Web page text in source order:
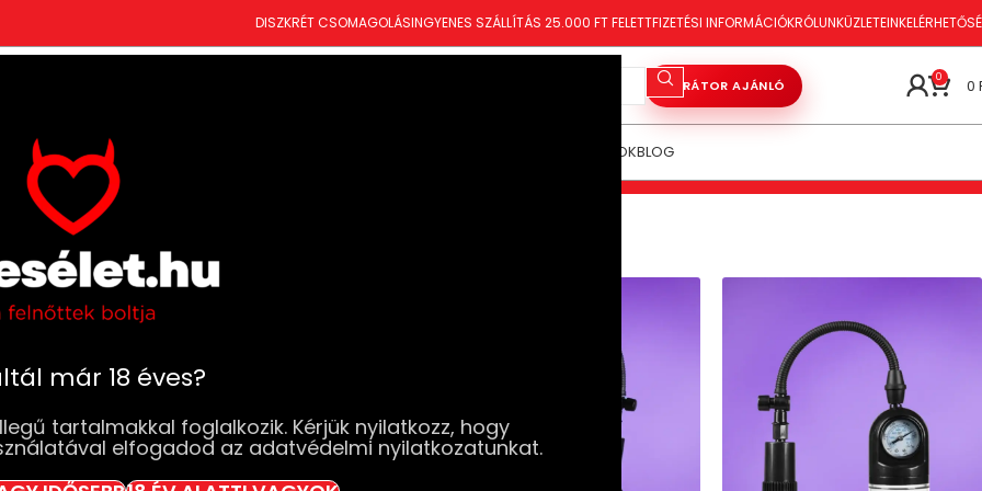
már 18 éves?
tartalmakkal foglalkozik. Kérjük nyilatkozz, hogy
elfogadod az adatvédelmi nyilatkozatunkat.
DISZKRÉT CSOMAGOLÁSINGYENES SZÁLLÍTÁS 25.000 FT FELETTFIZETÉSI INFORMÁCIÓKRÓLUNKÜZLETEINK
VIBRÁTOR AJÁNLÓ 0 0
ÚJDONSÁGOKSZEXJÁTÉKOK TANÁCSOKBLOG
Boost Pumps
Kezdőlap